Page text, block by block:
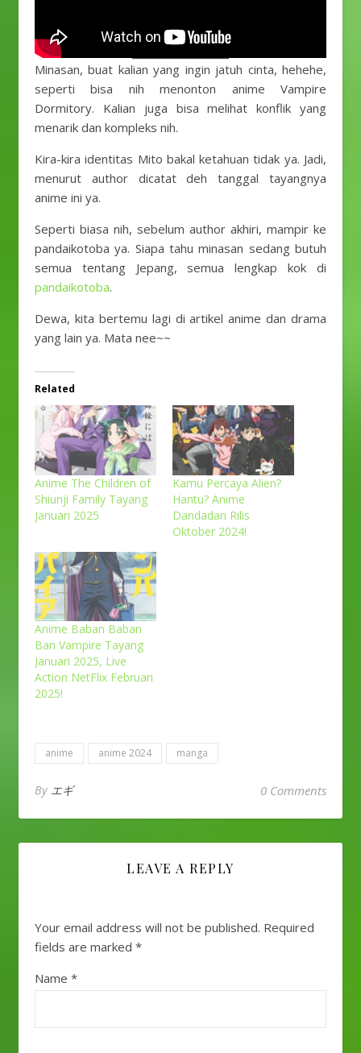
Minasan, buat kalian yang ingin jatuh cinta, hehehe,
seperti bisa nih menonton anime Vampire
Dormitory. Kalian juga bisa melihat konflik yang
menarik dan kompleks nih.
Kira-kira identitas Mito bakal ketahuan tidak ya. Jadi,
menurut author dicatat deh tanggal tayangnya
anime ini ya.
Seperti biasa nih, sebelum author akhiri, mampir ke
pandaikotoba ya. Siapa tahu minasan sedang butuh
semua tentang Jepang, semua lengkap kok di
pandaikotoba.
Dewa, kita bertemu lagi di artikel anime dan drama
yang lain ya. Mata nee~~
Related
Anime The Children of
Shiunji Family Tayang
Januari 2025
Kamu Percaya Alien?
Hantu? Anime
Dandadan Rilis
Oktober 2024!
Anime Baban Baban
Ban Vampire Tayang
Januari 2025, Live
Action NetFlix Februari
2025!
anime anime 2024 manga
By エギ 0 Comments
LEAVE A REPLY
Your email address will not be published. Required
fields are marked *
Name *